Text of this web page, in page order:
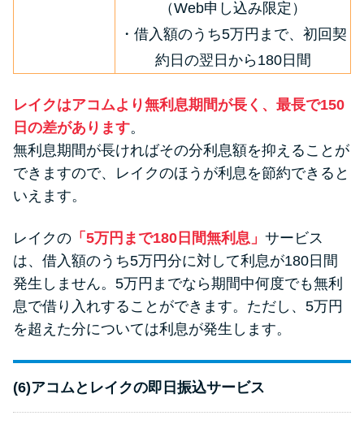
（Web申し込み限定）
・借入額のうち5万円まで、初回契
約日の翌日から180日間
レイクはアコムより無利息期間が長く、最長で150
日の差があります。
無利息期間が長ければその分利息額を抑えることが
できますので、レイクのほうが利息を節約できると
いえます。
レイクの 「5万円まで180日間無利息」 サービス
は、借入額のうち5万円分に対して利息が180日間
発生しません。5万円までなら期間中何度でも無利
息で借り入れすることができます。ただし、5万円
を超えた分については利息が発生します。
(6)アコムとレイクの即日振込サービス